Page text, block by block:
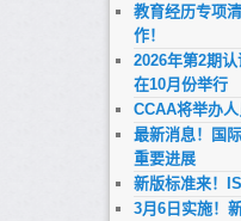
教育经历专项
作！
2026年第2期
在10月份举行
CCAA将举办
最新消息！国
重要进展
新版标准来！
3月6日实施！